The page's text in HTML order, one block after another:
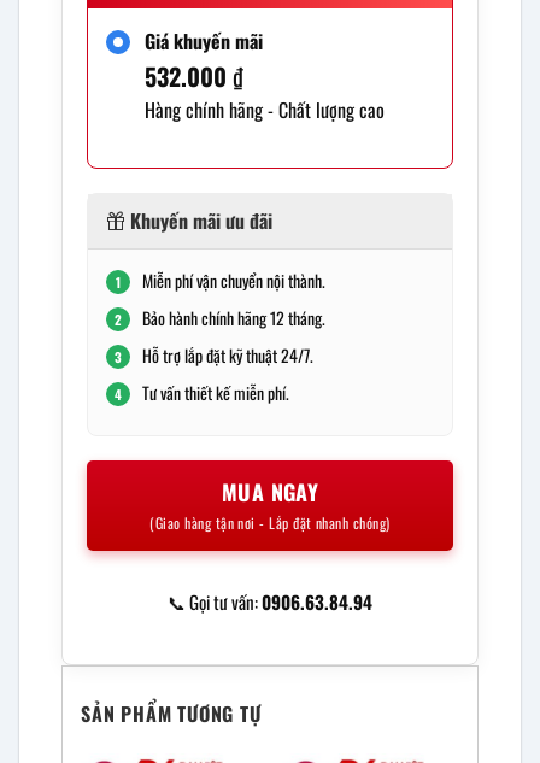
Giá khuyến mãi
532.000 ₫
Hàng chính hãng - Chất lượng cao
Khuyến mãi ưu đãi
1 Miễn phí vận chuyển nội thành.
2 Bảo hành chính hãng 12 tháng.
3 Hỗ trợ lắp đặt kỹ thuật 24/7.
4 Tư vấn thiết kế miễn phí.
MUA NGAY
(Giao hàng tận nơi - Lắp đặt nhanh chóng)
📞 Gọi tư vấn:0906.63.84.94
SẢN PHẨM TƯƠNG TỰ